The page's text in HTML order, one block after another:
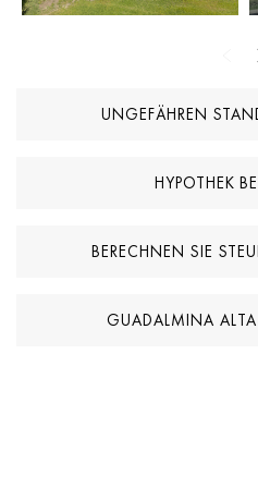
friedliche Umgebung, ideal für
bezugsfertigen Status zum Bauen
begehrtesten
UNGEFÄHREN
HYPOTHEK
BERECHNEN SIE
GUADALMINA